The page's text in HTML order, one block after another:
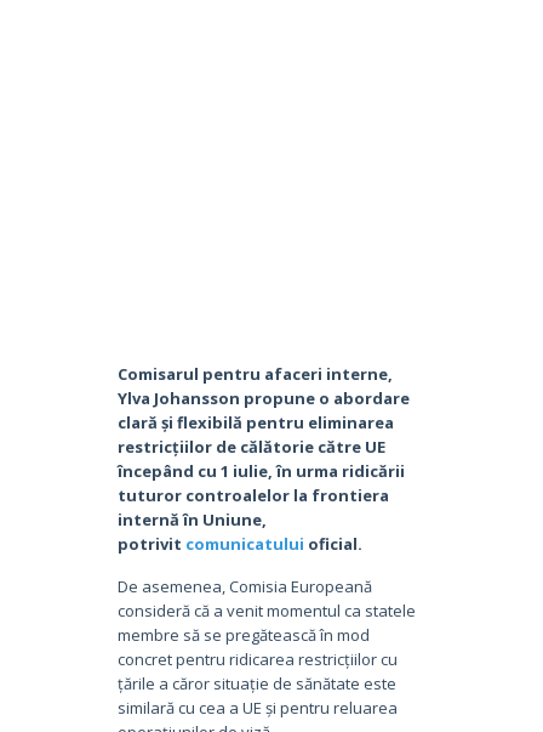
Comisarul pentru afaceri interne,
Ylva Johansson propune o abordare
clară și flexibilă pentru eliminarea
restricțiilor de călătorie către UE
începând cu 1 iulie, în urma ridicării
tuturor controalelor la frontiera
internă în Uniune,
potrivit comunicatului oficial.
De asemenea, Comisia Europeană
consideră că a venit momentul ca statele
membre să se pregătească în mod
concret pentru ridicarea restricțiilor cu
țările a căror situație de sănătate este
similară cu cea a UE și pentru reluarea